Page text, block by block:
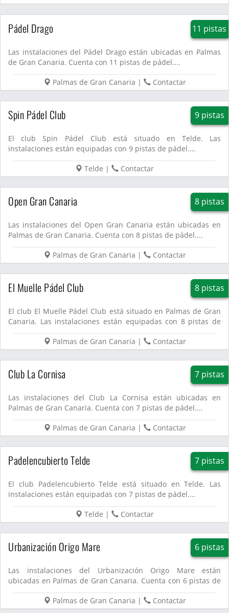
Pádel Drago 11 pistas
Las instalaciones del Pádel Drago están ubicadas en Palmas
de Gran Canaria. Cuenta con 11 pistas de pádel....
Palmas de Gran Canaria | Contactar
Spin Pádel Club 9 pistas
El club Spin Pádel Club está situado en Telde. Las
instalaciones están equipadas con 9 pistas de pádel....
Telde | Contactar
Open Gran Canaria 8 pistas
Las instalaciones del Open Gran Canaria están ubicadas en
Palmas de Gran Canaria. Cuenta con 8 pistas de pádel....
Palmas de Gran Canaria | Contactar
El Muelle Pádel Club 8 pistas
El club El Muelle Pádel Club está situado en Palmas de Gran
Canaria. Las instalaciones están equipadas con 8 pistas de
pá...
Palmas de Gran Canaria | Contactar
Club La Cornisa 7 pistas
Las instalaciones del Club La Cornisa están ubicadas en
Palmas de Gran Canaria. Cuenta con 7 pistas de pádel....
Palmas de Gran Canaria | Contactar
Padelencubierto Telde 7 pistas
El club Padelencubierto Telde está situado en Telde. Las
instalaciones están equipadas con 7 pistas de pádel....
Telde | Contactar
Urbanización Origo Mare 6 pistas
Las instalaciones del Urbanización Origo Mare están
ubicadas en Palmas de Gran Canaria. Cuenta con 6 pistas de
pádel....
Palmas de Gran Canaria | Contactar